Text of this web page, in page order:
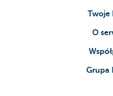
Twoje
O
Grupa